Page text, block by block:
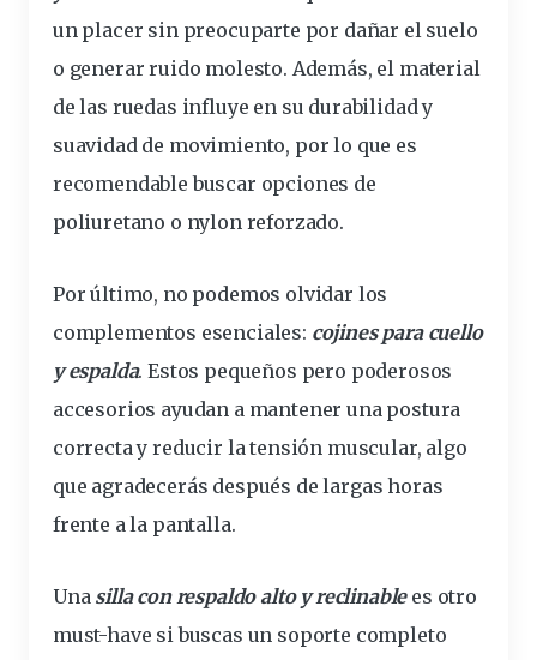
un placer sin preocuparte por dañar el suelo
o generar ruido molesto. Además, el material
de las ruedas influye en su durabilidad y
suavidad de movimiento, por lo que es
recomendable buscar opciones de
poliuretano o nylon reforzado.
Por último, no podemos olvidar los
complementos esenciales: cojines para cuello
y espalda. Estos pequeños pero poderosos
accesorios ayudan a mantener una postura
correcta y reducir la tensión muscular, algo
que agradecerás después de largas horas
frente a la pantalla.
Una silla conrespaldoalto y reclinablees otro
must-have sibuscas un soporte completo